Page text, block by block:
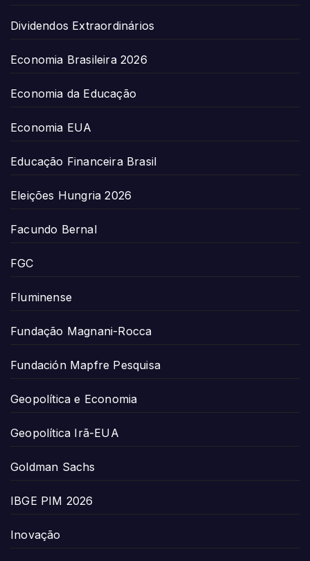
Dividendos Extraordinários
Economia Brasileira 2026
Economia da Educação
Economia EUA
Educação Financeira Brasil
Eleições Hungria 2026
Facundo Bernal
FGC
Fluminense
Fundação Magnani-Rocca
Fundación Mapfre Pesquisa
Geopolítica e Economia
Geopolítica Irã-EUA
Goldman Sachs
IBGE PIM 2026
Inovação